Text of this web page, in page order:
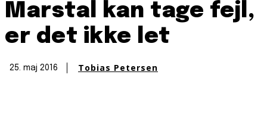
Marstal kan tage fejl,
er det ikke let
25. maj 2016 Tobias Petersen